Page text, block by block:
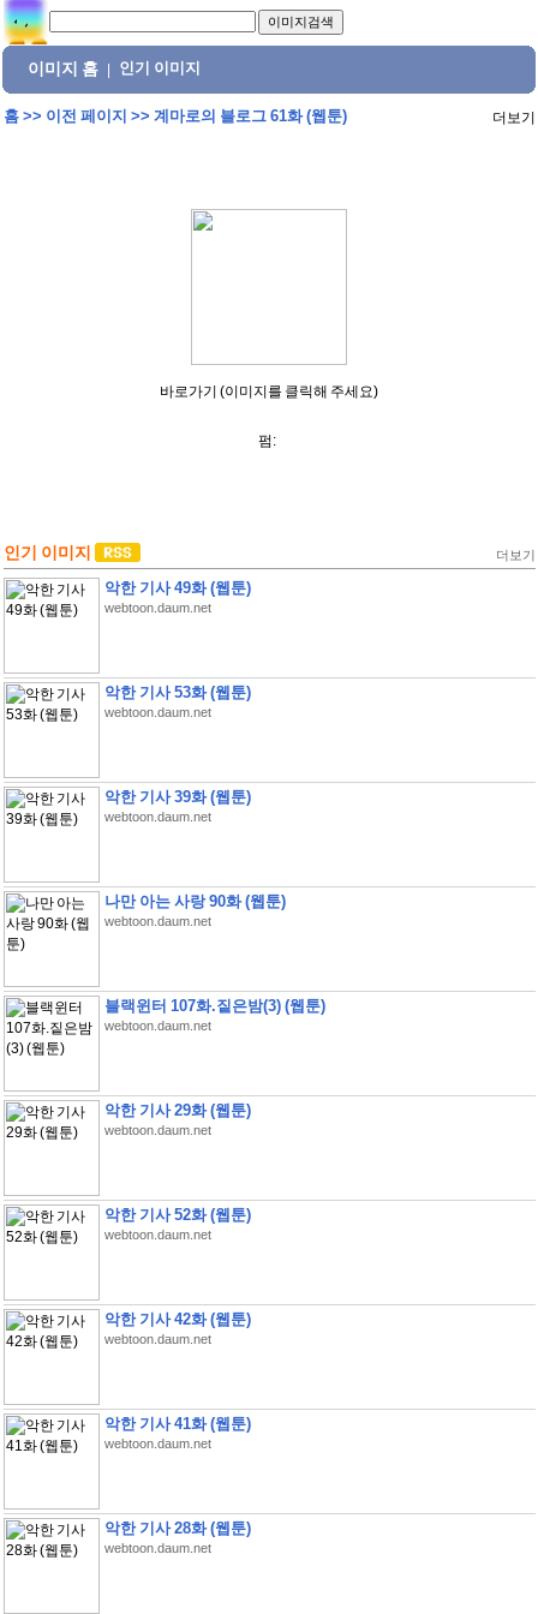
이미지 홈 인기 이미지
홈>> 이전 페이지 >> 계마로의 블로그 61화 (웹툰) 더보기
바로가기 (이미지를 클릭해 주세요)
펌:
인기 이미지 더보기
악한 기사 49화 (웹툰)
webtoon.daum.net
악한 기사 53화 (웹툰)
webtoon.daum.net
악한 기사 39화 (웹툰)
webtoon.daum.net
나만 아는 사랑 90화 (웹툰)
webtoon.daum.net
블랙윈터 107화.짙은밤(3) (웹툰)
webtoon.daum.net
악한 기사 29화 (웹툰)
webtoon.daum.net
악한 기사 52화 (웹툰)
webtoon.daum.net
악한 기사 42화 (웹툰)
webtoon.daum.net
악한 기사 41화 (웹툰)
webtoon.daum.net
악한 기사 28화 (웹툰)
webtoon.daum.net